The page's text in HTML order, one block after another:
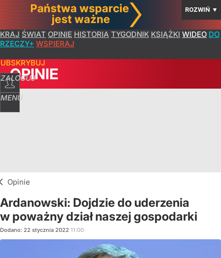
ROZWIŃ ▼
KRAJ ŚWIAT OPINIE HISTORIA TYGODNIK KSIĄŻKI WIDEO DO
RZECZY+ WSPIERAJ
ZALOGUJ
MENU
OPINIE
Opinie
Ardanowski: Dojdzie do uderzenia
w poważny dział naszej gospodarki
Dodano: 22 stycznia 2022 11:00